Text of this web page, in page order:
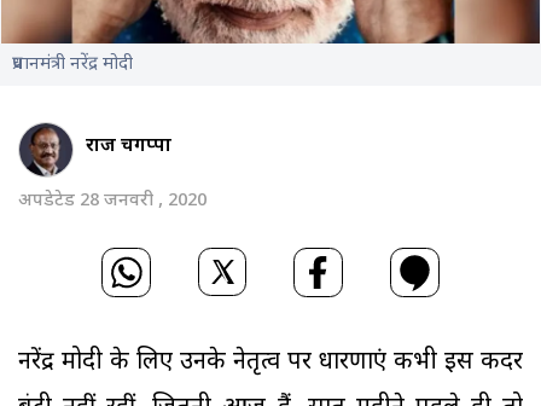
प्रधानमंत्री नरेंद्र मोदी
राज चेंगप्पा
अपडेटेड 28 जनवरी , 2020
नरेंद्र मोदी के लिए उनके नेतृत्व पर धारणाएं कभी इस कदर